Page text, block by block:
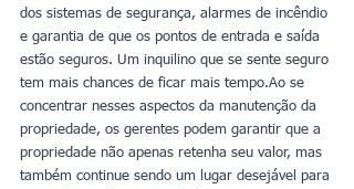
dos sistemas de segurança, alarmes de incêndio
e garantia de que os pontos de entrada e saída
estão seguros. Um inquilino que se sente seguro
tem mais chances de ficar mais tempo.Ao se
concentrar nesses aspectos da manutenção da
propriedade, os gerentes podem garantir que a
propriedade não apenas retenha seu valor, mas
também continue sendo um lugar desejável para